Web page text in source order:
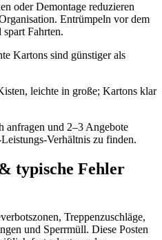
oder Demontage reduzieren
Entrümpeln vor dem
Fahrten.
Kartons sind günstiger als
leichte in große; Kartons klar
anfragen und 2–3 Angebote
zu finden.
typische Fehler
Treppenzuschläge,
und Sperrmüll. Diese Posten